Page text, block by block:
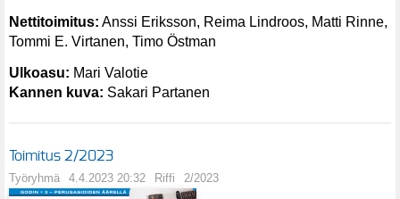
Nettitoimitus: Anssi Eriksson, Reima Lindroos, Matti Rinne,
Tommi E. Virtanen, Timo Östman
Ulkoasu: Mari Valotie
Kannen kuva: Sakari Partanen
Toimitus 2/2023
Työryhmä 4.4.2023 20:32 Riffi 2/2023